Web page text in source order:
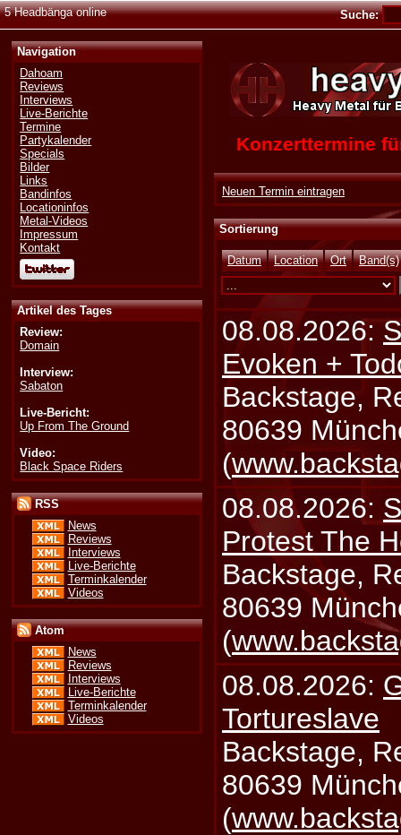
5 Headbänga online Suche:
Navigation
Dahoam
Reviews
Interviews
Live-Berichte
Termine
Partykalender
Specials
Bilder
Links
Bandinfos
Locationinfos
Metal-Videos
Impressum
Kontakt
Artikel des Tages
Review:
Domain
Interview:
Sabaton
Live-Bericht:
Up From The Ground
Video:
Black Space Riders
RSS
News
Reviews
Interviews
Live-Berichte
Terminkalender
Videos
Atom
News
Reviews
Interviews
Live-Berichte
Terminkalender
Videos
Konzerttermine
Neuen Termin eintragen
Sortierung
Datum Location Ort Band(s)
08.08.2026:
Evoken +
Backstage,
80639
(
08.08.2026:
Protest The
Backstage,
80639
(
08.08.2026:
Tortureslave
Backstage,
80639
(